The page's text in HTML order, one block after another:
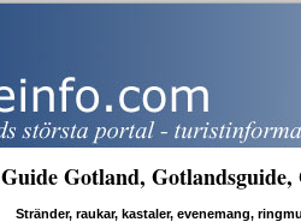
Guide Gotland, Gotlandsguide,
Stränder, raukar, kastaler, evenemang,